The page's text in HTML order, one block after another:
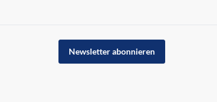
Newsletter abonnieren